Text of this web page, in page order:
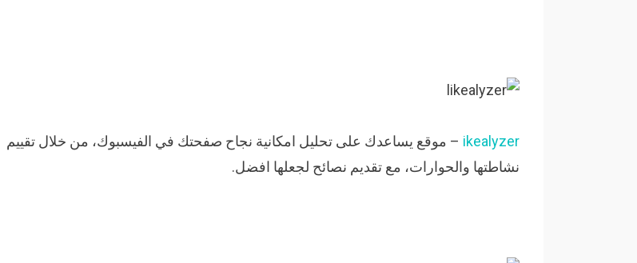
ikealyzer – موقع يساعدك على تحليل امكانية نجاح صفحتك في الفيسبوك، من خلال تقييم
نشاطتها والحوارات، مع تقديم نصائح لجعلها افضل.